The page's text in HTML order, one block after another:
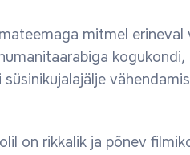
mitmel
on rikkalik ja põnev